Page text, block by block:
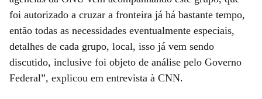
foi autorizado a cruzar a fronteira já há bastante tempo,
então todas as necessidades eventualmente especiais,
detalhes de cada grupo, local, isso já vem sendo
discutido, inclusive foi objeto de análise pelo Governo
Federal”, explicou em entrevista à CNN.